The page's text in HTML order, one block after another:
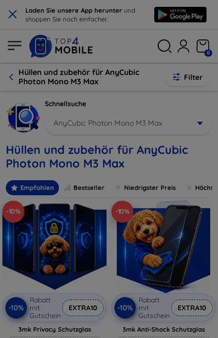
× Laden Sie unsere App herunter und
shoppen Sie noch einfacher.
0
Hüllen und zubehör für AnyCubic
Photon Mono M3 Max
Filter
Schnellsuche
AnyCubic Photon Mono M3 Max
Hüllen und zubehör für AnyCubic
Photon Mono M3 Max
Empfohlen Bestseller Niedrigster Preis
-10%
-10%
Rabatt
mit
Gutschein
EXTRA10
3mk Privacy Schutzglas
-10%
-10%
Rabatt
mit
Gutschein
EXTRA10
3mk Anti-Shock Schutzglas